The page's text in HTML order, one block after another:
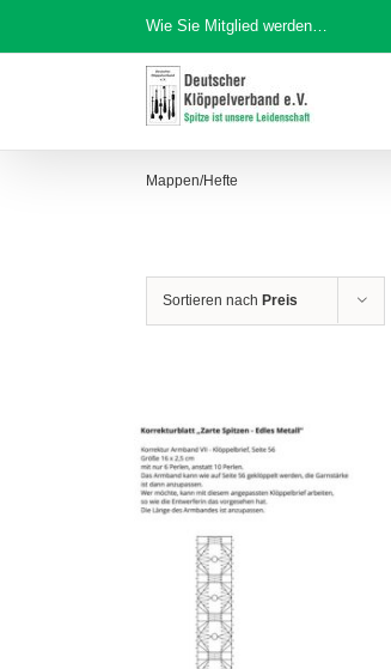
Inhalt
Wie Sie Mitglied werden…
Mappen/Hefte
Sortieren nach Preis